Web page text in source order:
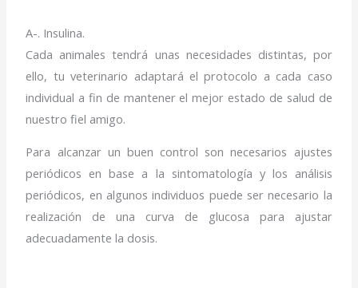
A-. Insulina.
Cada animales tendrá unas necesidades distintas, por
ello, tu veterinario adaptará el protocolo a cada caso
individual a fin de mantener el mejor estado de salud de
nuestro fiel amigo.
Para alcanzar un buen control son necesarios ajustes
periódicos en base a la sintomatología y los análisis
periódicos, en algunos individuos puede ser necesario la
realización de una curva de glucosa para ajustar
adecuadamente la dosis.